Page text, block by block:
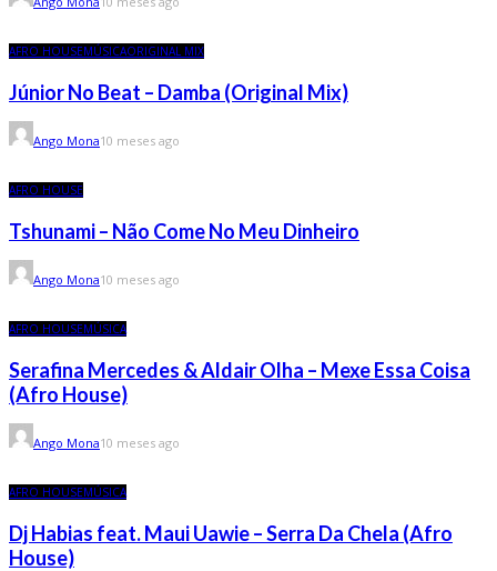
AFRO HOUSEMÚSICAORIGINAL MIX
Júnior No Beat – Damba (Original Mix)
Ango Mona10 meses ago
AFRO HOUSE
Tshunami – Não Come No Meu Dinheiro
Ango Mona10 meses ago
AFRO HOUSEMÚSICA
Serafina Mercedes & Aldair Olha – Mexe Essa Coisa
(Afro House)
Ango Mona10 meses ago
AFRO HOUSEMÚSICA
Dj Habias feat. Maui Uawie – Serra Da Chela (Afro
House)